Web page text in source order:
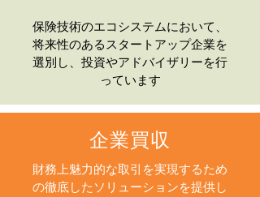
保険技術のエコシステムにおいて、
将来性のあるスタートアップ企業を
選別し、投資やアドバイザリーを行
っています
企業買収
財務上魅力的な取引を実現するため
の徹底したソリューションを提供し